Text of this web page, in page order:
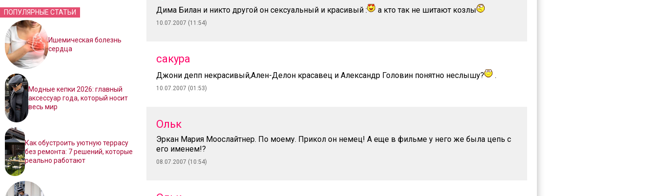
ПОПУЛЯРНЫЕ СТАТЬИ
Ишемическая болезнь
сердца
Модные кепки 2026: главный
аксессуар года, который носит
весь мир
Как обустроить уютную террасу
без ремонта: 7 решений, которые
реально работают
Дима Билан и никто другой он сексуальный и красивый : а кто так не шитают козлы
10.07.2007 (11:54)
сакура
Джони депп некрасивый,Ален-Делон красавец и Александр Головин понятно неслышу? .
10.07.2007 (01:53)
Ольк
Эркан Мария Моослайтнер. По моему. Прикол он немец! А еще в фильме у него же была цепь с
его именем!?
08.07.2007 (10:54)